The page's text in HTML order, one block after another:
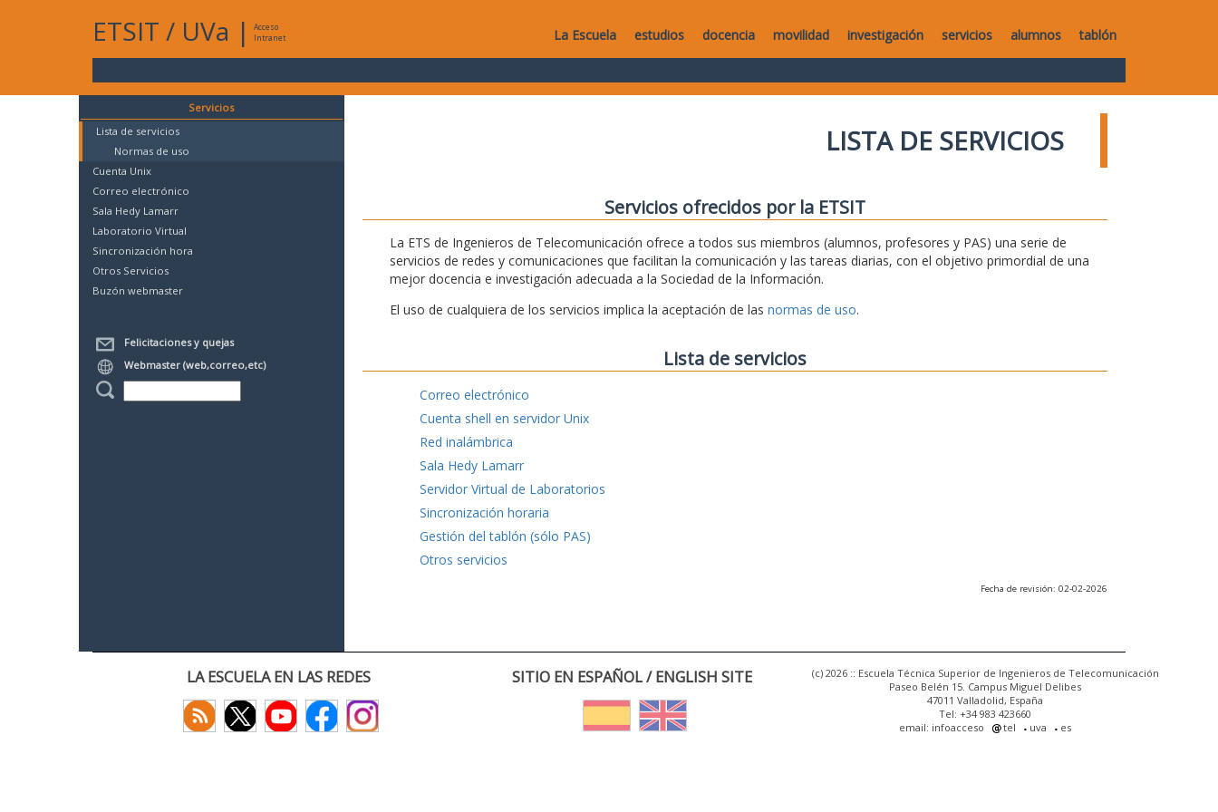
ETSIT / UVa |
Acceso
Intranet
La Escuela estudios docencia movilidad investigación servicios alumnos tablón
Servicios
Lista de servicios
Normas de uso
Cuenta Unix
Correo electrónico
Sala Hedy Lamarr
Laboratorio Virtual
Sincronización hora
Otros Servicios
Buzón webmaster
Felicitaciones y quejas
Webmaster (web,correo,etc)
LISTA DE SERVICIOS
Servicios ofrecidos por la ETSIT
La ETS de Ingenieros de Telecomunicación ofrece a todos sus miembros (alumnos, profesores y PAS) una serie de
servicios de redes y comunicaciones que facilitan la comunicación y las tareas diarias, con el objetivo primordial de una
mejor docencia e investigación adecuada a la Sociedad de la Información.
El uso de cualquiera de los servicios implica la aceptación de las normas de uso.
Lista de servicios
Correo electrónico
Cuenta shell en servidor Unix
Red inalámbrica
Sala Hedy Lamarr
Servidor Virtual de Laboratorios
Sincronización horaria
Gestión del tablón (sólo PAS)
Otros servicios
Fecha de revisión: 02-02-2026
LA ESCUELA EN LAS REDES SITIO EN ESPAÑOL / ENGLISH SITE
(c) 2026 :: Escuela Técnica Superior de Ingenieros de Telecomunicación
Paseo Belén 15. Campus Miguel Delibes
47011 Valladolid, España
Tel: +34 983 423660
email: infoacceso
tel uva es